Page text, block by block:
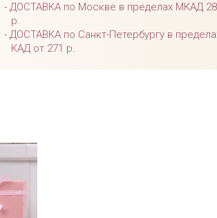
ДОСТАВКА по Москве в пределах МКАД
р.
ДОСТАВКА по Санкт-Петербургу в
КАД от 271 р.